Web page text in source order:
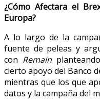
¿Cómo Afectara el
Europa?
A lo largo de la
fuente de peleas y
con Remain
cierto apoyo del Banco
mientras que los que
datos y la campaña del